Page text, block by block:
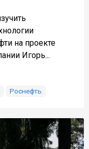
на проекте
Игорь...
Роснефть